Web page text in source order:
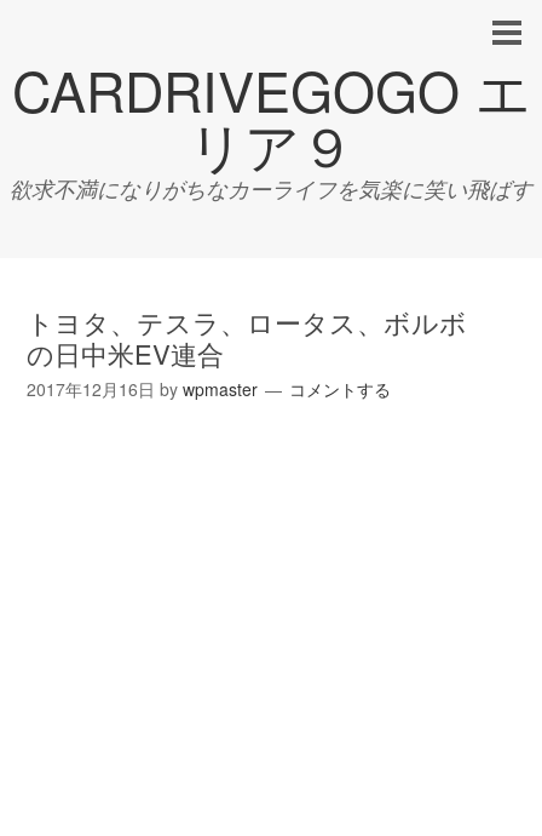
CARDRIVEGOGO エ
リア９
欲求不満になりがちなカーライフを気楽に笑い飛ばす
トヨタ、テスラ、ロータス、ボルボ
の日中米EV連合
2017年12月16日 bywpmaster コメントする